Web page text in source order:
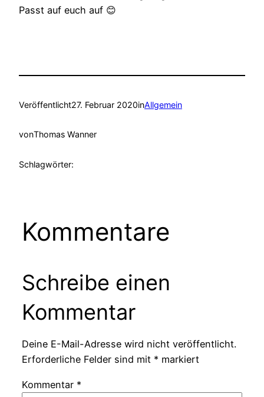
Passt auf euch auf 😊
Veröffentlicht27. Februar 2020inAllgemein
vonThomas Wanner
Schlagwörter:
Kommentare
Schreibe einen
Kommentar
Deine E-Mail-Adresse wird nicht veröffentlicht.
Erforderliche Felder sind mit * markiert
Kommentar *